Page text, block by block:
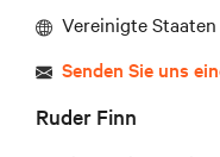
Vereinigte
Senden Sie uns
Ruder Finn